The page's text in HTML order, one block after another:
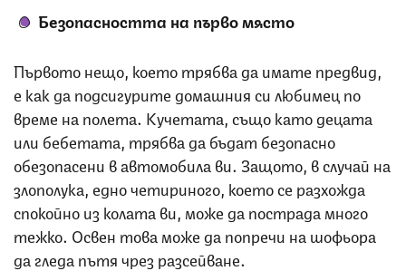
Безопасността на първо място
Първото нещо, което трябва да имате предвид,
е как да подсигурите домашния си любимец по
време на полета. Кучетата, също като децата
или бебетата, трябва да бъдат безопасно
обезопасени в автомобила ви. Защото, в случай на
злополука, едно четириного, което се разхожда
спокойно из колата ви, може да пострада много
тежко. Освен това може да попречи на шофьора
да гледа пътя чрез разсейване.